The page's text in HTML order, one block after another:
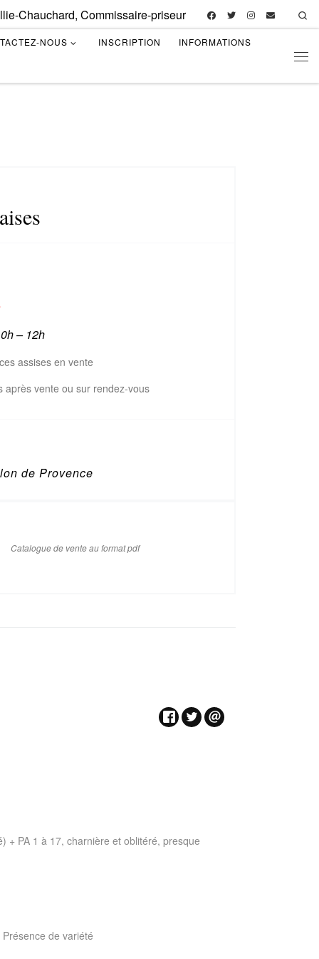
Chauchard, Commissaire-priseur
NOUS INSCRIPTION INFORMATIONS
– 12h
assises en vente
vente ou sur rendez-vous
de Provence
Catalogue de vente au format pdf
+ PA 1 à 17, charnière et oblitéré, presque
de variété